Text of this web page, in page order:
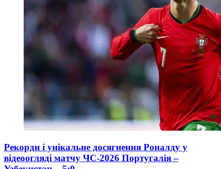
Рекорди і унікальне досягнення Роналду у
відеоогляді матчу ЧС-2026 Португалія –